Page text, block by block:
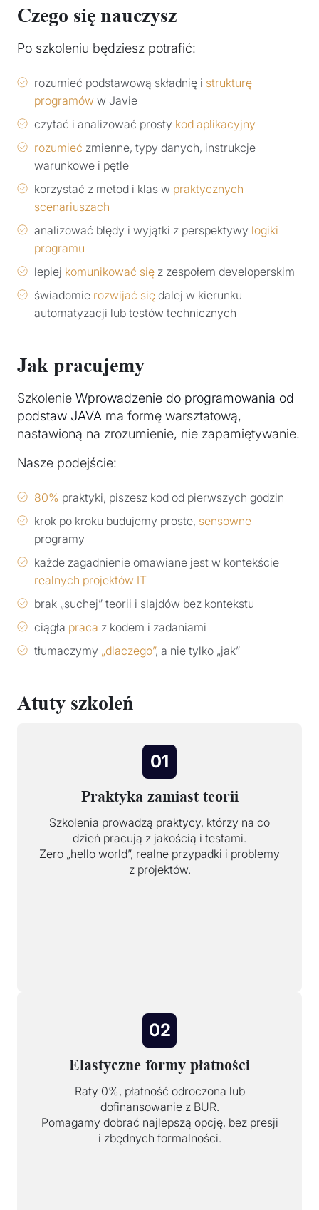
Czego się nauczysz
Po szkoleniu będziesz potrafić:
rozumieć podstawową składnię i strukturę
programów w Javie
czytać i analizować prosty kod aplikacyjny
rozumieć zmienne, typy danych, instrukcje
warunkowe i pętle
korzystać z metod i klas w praktycznych
scenariuszach
analizować błędy i wyjątki z perspektywy logiki
programu
lepiej komunikować się z zespołem developerskim
świadomie rozwijać się dalej w kierunku
automatyzacji lub testów technicznych
Jak pracujemy
Szkolenie Wprowadzenie do programowania od
podstaw JAVA ma formę warsztatową,
nastawioną na zrozumienie, nie zapamiętywanie.
Nasze podejście:
80% praktyki, piszesz kod od pierwszych godzin
krok po kroku budujemy proste, sensowne
programy
każde zagadnienie omawiane jest w kontekście
realnych projektów IT
brak „suchej” teorii i slajdów bez kontekstu
ciągła praca z kodem i zadaniami
tłumaczymy „dlaczego”, a nie tylko „jak”
Atuty szkoleń
01
Praktyka zamiast teorii
Szkolenia prowadzą praktycy, którzy na co
dzień pracują z jakością i testami.
Zero „hello world”, realne przypadki i problemy
z projektów.
02
Elastyczne formy płatności
Raty 0%, płatność odroczona lub
dofinansowanie z BUR.
Pomagamy dobrać najlepszą opcję, bez presji
i zbędnych formalności.